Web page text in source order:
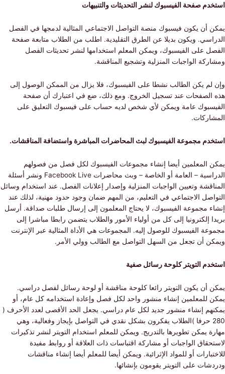
صفحة الفيسبوك لنشر التحديثات والتنبيهات
أن يكون فيسبوك منصة التواصل الاجتماعي المثالية لدمجها في الفصل
ويكون بديلا عن الطرق التقليدية. اطلب من الطلاب متابعة صفحة
على الفيسبوك، ويمكن المعلم استخدامها لنشر تحديثات الفصل
الواجبات المنزلية وتشجيع المناقشة.
يكن الطالب نشطا على الفيسبوك، فلا يزال من الممكن الوصول إلى
عند تسجيل الخروج. ومع ذلك، ضع في اعتبارك أن صفحة
عامة ويمكن لأي شخص لديه حساب على فيسبوك التعليق على
مجموعة الفيسبوك لبث المحاضرات المباشرة واستضافة المناقشات.
المعلمين أيضا إنشاء مجموعات الفيسبوك لكل فصل من فصولهم
الدراسية – العامة أو الخاصة – وبث محاضرات Facebook Live ونشر أسئلة
وتعيين الواجبات المنزلية وإصدار إعلانات الفصل. عند استخدام وسائل
الاجتماعي في التعليم، من المهم ضمان وجود حدود مهنية، لذلك عند
مجموعة الفيسبوك، لا يحتاج المعلمون إلى إرسال طلبات صداقة. أرسل
إلكترونيا إلى كل من أولياء الأمور والطلاب يتضمن رابطا مباشرا إلى
الفيسبوك للوصول إليه. المجموعات هي الأداة المثالية عبر الإنترنت
أن تجعل من السهل التواصل مع الطالب وولي الأمر.
التويتر كلوحة رسائل صفية
أن يكون التويتر رائعا كلوحة مناقشة أو لوحة رسائل لفصل دراسي.
للمعلمين إنشاء منشور واحد لكل فصل وإعادة استخدامه كل عام، أو
إنشاء منشور جديد لكل عام دراسي. يجعل الحد الأقصى لعدد الأحرف (
280 حرفا )الطلاب يفكرون بشكل نقدي في التواصل بإيجاز وفعالية، وهي
يمكن تطويرها بالتدريج. ويمكن للمعلم استخدام التويتر لنشر تذكيرات
الواجبات أو مشاركة اقتباسات ذات العلاقة أو روابط مفيدة
أو للمواد الإثرائية. ويمكن أيضا للمعلم أيضا إنشاء مناقشات
على التويتر يقومون بإنشائها.